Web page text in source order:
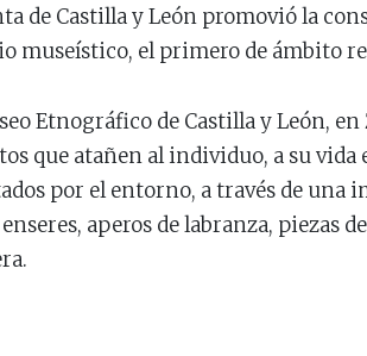
de Castilla y León promovió la
museístico, el primero de ámbito
Etnográfico de Castilla y León,
que atañen al individuo, a su
por el entorno, a través de
aperos de labranza, piezas